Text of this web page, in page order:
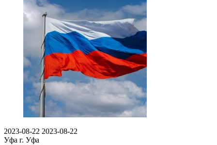
2023-08-22 2023-08-22
Уфа г. Уфа